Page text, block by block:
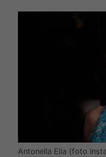
Antonella Elia (foto